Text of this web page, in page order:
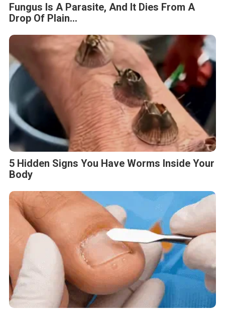
Fungus Is A Parasite, And It Dies From A
Drop Of Plain...
5 Hidden Signs You Have Worms Inside Your
Body